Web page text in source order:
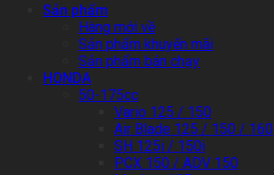
Sản phẩm
Hàng mới về
Sản phẩm khuyến mãi
Sản phẩm bán chạy
HONDA
50-175cc
Vario 125 / 150
Air Blade 125 / 150 / 160
SH 125i / 150i
PCX 150 / ADV 150